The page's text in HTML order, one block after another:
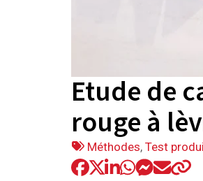
Etude de
rouge à
Tags
:
Méthodes,Test